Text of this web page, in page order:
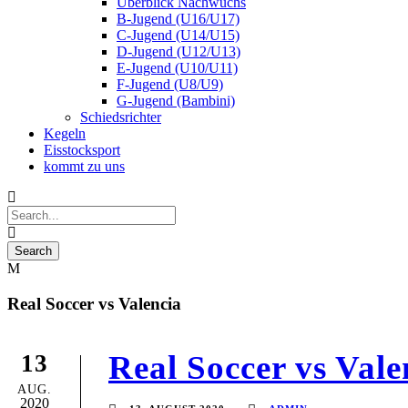
B-Jugend (U16/U17)
C-Jugend (U14/U15)
D-Jugend (U12/U13)
E-Jugend (U10/U11)
F-Jugend (U8/U9)
G-Jugend (Bambini)
Schiedsrichter
Kegeln
Eisstocksport
kommt zu uns
Real Soccer vs Valencia
13
AUG.
2020
Real Soccer vs